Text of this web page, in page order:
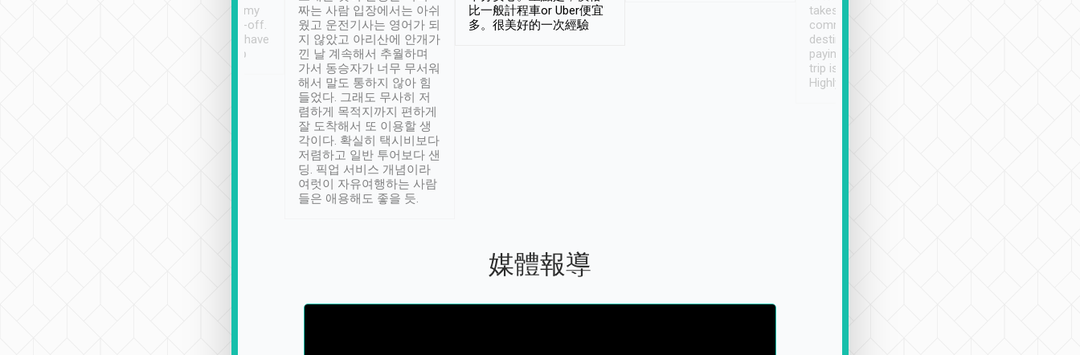
have safely arrived at my
destination after drop-off.
Definitely something I have
not seen elsewhere 👍
짜는 사람 입장에서는 아쉬
웠고 운전기사는 영어가 되
지 않았고 아리산에 안개가
낀 날 계속해서 추월하며
가서 동승자가 너무 무서워
해서 말도 통하지 않아 힘
들었다. 그래도 무사히 저
렴하게 목적지까지 편하게
잘 도착해서 또 이용할 생
각이다. 확실히 택시비보다
저렴하고 일반 투어보다 샌
딩. 픽업 서비스 개념이라
여럿이 자유여행하는 사람
들은 애용해도 좋을 듯.
比一般計程車or Uber便宜
多。很美好的一次經驗
takes the difficulty out of
communicating the
destination details and
paying online prior to the
trip is very convenient.
Highly recommended
媒體報導